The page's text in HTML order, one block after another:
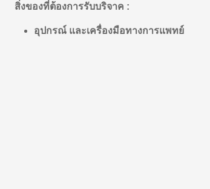
สิ่งของที่ต้องการรับบริจาค :
อุปกรณ์ และเครื่องมือทางการแพทย์